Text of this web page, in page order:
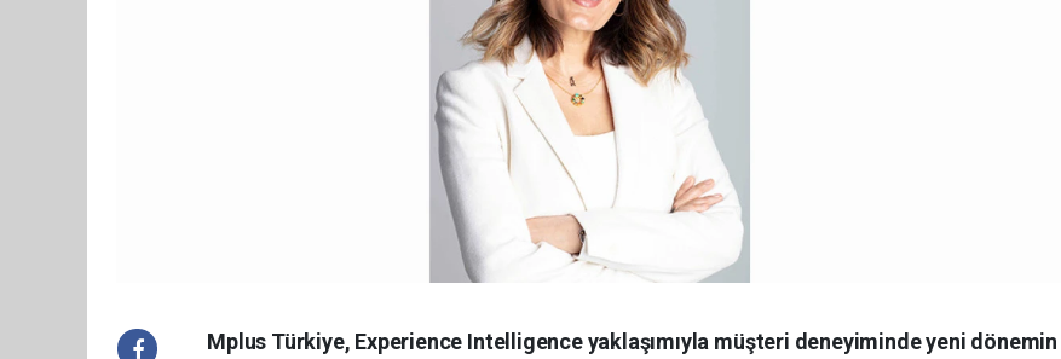
Mplus Türkiye, Experience Intelligence yaklaşımıyla müşteri deneyiminde yeni dönemin